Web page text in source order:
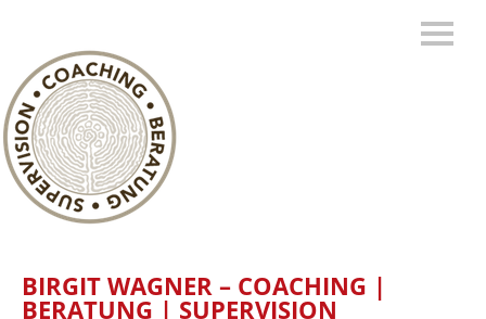
BIRGIT WAGNER – COACHING |
BERATUNG | SUPERVISION